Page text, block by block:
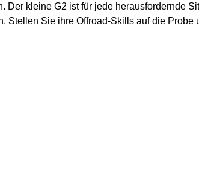
Der kleine G2 ist für jede herausfordernde
Stellen Sie ihre Offroad-Skills auf die Probe